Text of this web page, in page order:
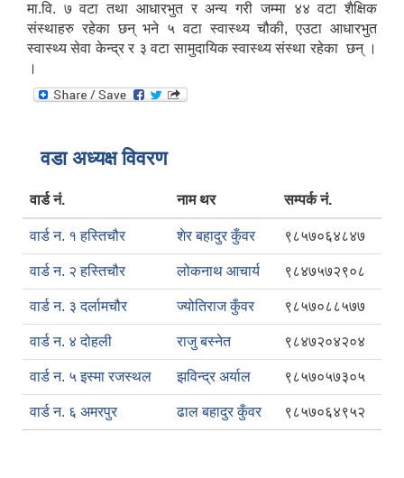
मा.वि. ७ वटा तथा आधारभुत र अन्य गरी जम्मा ४४ वटा शैक्षिक
संस्थाहरु रहेका छन् भने ५ वटा स्वास्थ्य चौकी, एउटा आधारभुत
स्वास्थ्य सेवा केन्द्र र ३ वटा सामुदायिक स्वास्थ्य संस्था रहेका छन् ।
।
वडा अध्यक्ष विवरण
वार्ड नं. नाम थर सम्पर्क नं.
वार्ड न. १ हस्तिचौर शेर बहादुर कुँवर ९८५७०६४८४७
वार्ड न. २ हस्तिचौर लोकनाथ आचार्य ९८४७५७२९०८
वार्ड न. ३ दर्लामचौर ज्योतिराज कुँवर ९८५७०८८५७७
वार्ड न. ४ दोहली राजु बस्नेत ९८४७२०४२०४
वार्ड न. ५ इस्मा रजस्थल झविन्द्र अर्याल ९८५७०५७३०५
वार्ड न. ६ अमरपुर ढाल बहादुर कुँवर ९८५७०६४९५२